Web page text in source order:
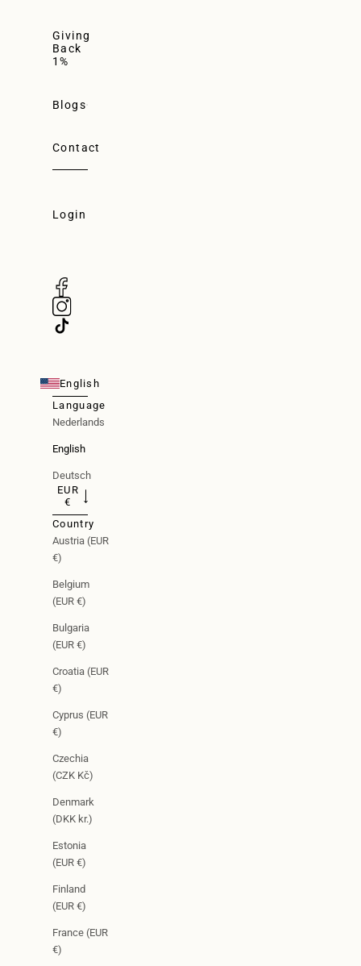
Giving
Back
1%
Blogs
Contact
Login
Login
English
Language
Nederlands
English
Deutsch
EUR
€
Country
Austria (EUR
€)
Belgium
(EUR €)
Bulgaria
(EUR €)
Croatia (EUR
€)
Cyprus (EUR
€)
Czechia
(CZK Kč)
Denmark
(DKK kr.)
Estonia
(EUR €)
Finland
(EUR €)
France (EUR
€)